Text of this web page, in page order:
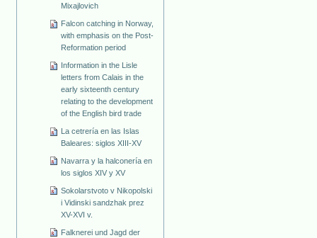
Mixajlovich
Falcon catching in Norway,
with emphasis on the Post-
Reformation period
Information in the Lisle
letters from Calais in the
early sixteenth century
relating to the development
of the English bird trade
La cetrería en las Islas
Baleares: siglos XIII-XV
Navarra y la halconería en
los siglos XIV y XV
Sokolarstvoto v Nikopolski
i Vidinski sandzhak prez
XV-XVI v.
Falknerei und Jagd der